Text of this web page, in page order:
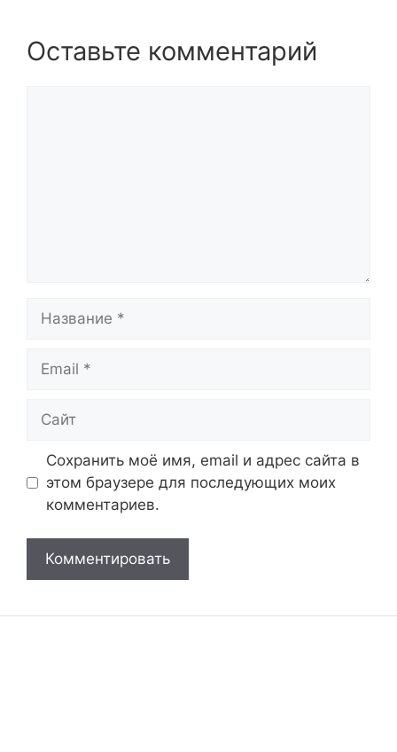
Оставьте комментарий
Сохранить моё имя, email и адрес сайта в
этом браузере для последующих моих
комментариев.